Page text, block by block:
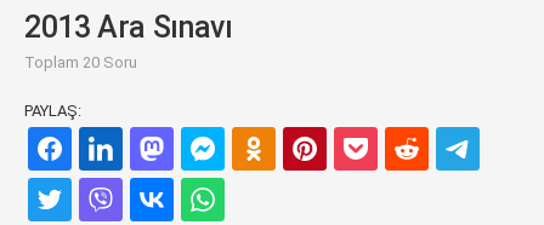
2013 Ara Sınavı
Toplam 20 Soru
PAYLAŞ: